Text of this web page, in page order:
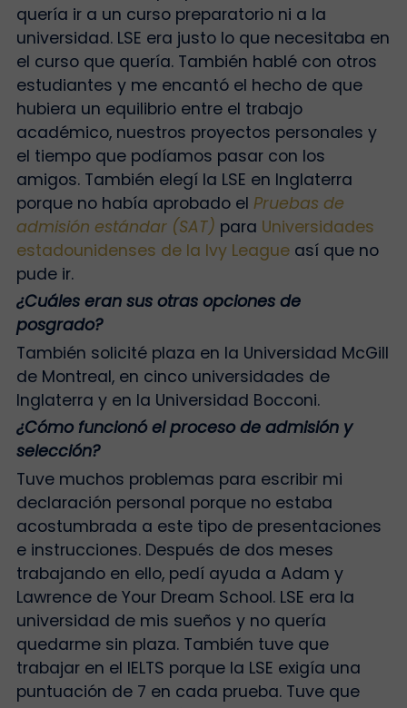
quería ir a un curso preparatorio ni a la
universidad. LSE era justo lo que necesitaba en
el curso que quería. También hablé con otros
estudiantes y me encantó el hecho de que
hubiera un equilibrio entre el trabajo
académico, nuestros proyectos personales y
el tiempo que podíamos pasar con los
amigos. También elegí la LSE en Inglaterra
porque no había aprobado el Pruebas de
admisión estándar (SAT) para Universidades
estadounidenses de la Ivy Leagueasí que no
pude ir.
¿Cuáles eran sus otras opciones de
posgrado?
También solicité plaza en la Universidad McGill
de Montreal, en cinco universidades de
Inglaterra y en la Universidad Bocconi.
¿Cómo funcionó el proceso de admisión y
selección?
Tuve muchos problemas para escribir mi
declaración personal porque no estaba
acostumbrada a este tipo de presentaciones
e instrucciones. Después de dos meses
trabajando en ello, pedí ayuda a Adam y
Lawrence de Your Dream School. LSE era la
universidad de mis sueños y no quería
quedarme sin plaza. También tuve que
trabajar en el IELTS porque la LSE exigía una
puntuación de 7 en cada prueba. Tuve que